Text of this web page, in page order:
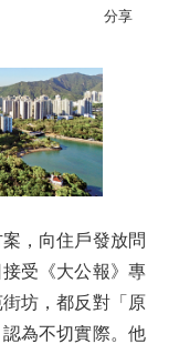
分享
，向住戶發放問
受《大公報》專
坊，都反對「原
為不切實際。他